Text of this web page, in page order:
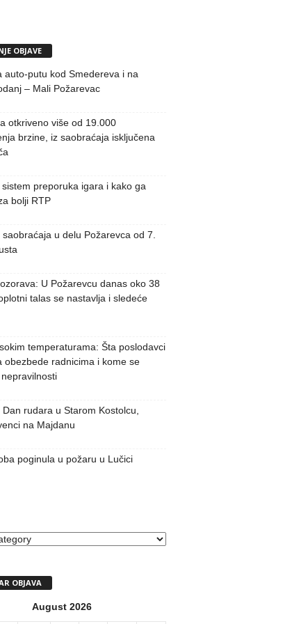
OBJAVE
auto-putu kod Smedereva i na
– Mali Požarevac
otkriveno više od 19.000
brzine, iz saobraćaja isključena
sistem preporuka igara i kako ga
bolji RTP
u delu Požarevca od 7.
U Požarevcu danas oko 38
talas se nastavlja i sledeće
temperaturama: Šta poslodavci
obezbede radnicima i kome se
rudara u Starom Kostolcu,
na Majdanu
poginula u požaru u Lučici
OBJAVA
August 2026